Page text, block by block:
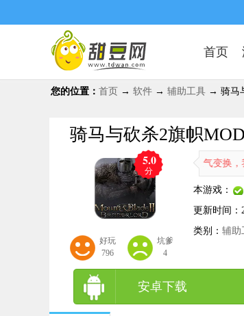
首页
您的位置： 首页 → 软件 → 辅助工具 → 骑马
骑马与砍杀2旗帜
5.0
分
好玩
796
坑爹
4
融入了很多最新的新元素，随机天气变换，我们会
本游戏：
更新时间：
类别： 辅助
安卓下载